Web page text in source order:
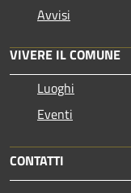
Avvisi
VIVERE IL COMUNE
Luoghi
Eventi
CONTATTI